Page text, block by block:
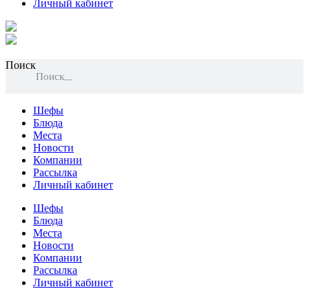
Личный кабинет
Поиск
Поиск
Шефы
Блюда
Места
Новости
Компании
Рассылка
Личный кабинет
Шефы
Блюда
Места
Новости
Компании
Рассылка
Личный кабинет